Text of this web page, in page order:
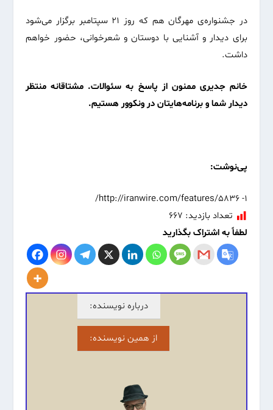
در جشنواره‌ی مهرگان هم که روز ۲۱ سپتامبر برگزار می‌شود
برای دیدار و آشنایی با دوستان و شعرخوانی، حضور خواهم
داشت.
خانم جدیری ممنون از پاسخ به سئوالات. مشتاقانه منتظر
دیدار شما و برنامه‌هایتان در ونکوور هستیم.
پی‌نوشت:
1- http://iranwire.com/features/5836/
تعداد بازدید: ۶۶۷
لطفاً به اشتراک بگذارید
درباره نویسنده:
از همین نویسنده: